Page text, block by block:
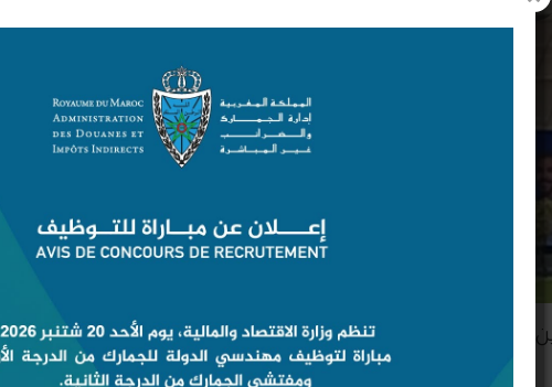
طنجة خارج فرحة الأسود.. أين عمدة المدينة من إحداث “Fan Zone” لعشاق المنتخب